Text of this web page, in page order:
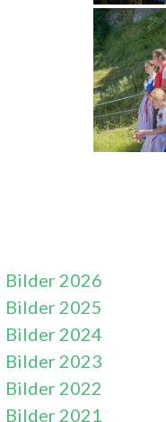
Bilder 2026
Bilder 2025
Bilder 2024
Bilder 2023
Bilder 2022
Bilder 2021